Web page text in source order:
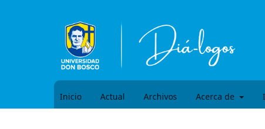
Inicio Actual Archivos Acerca de